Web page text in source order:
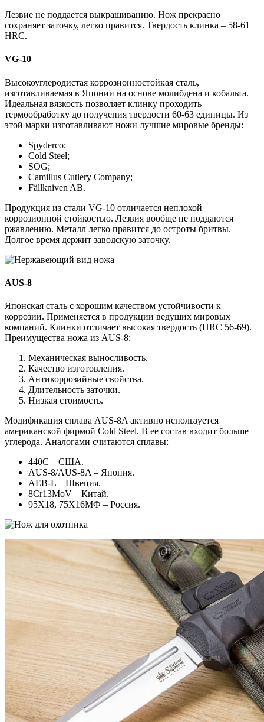
Лезвие не поддается выкрашиванию. Нож прекрасно
сохраняет заточку, легко правится. Твердость клинка – 58-61
HRC.
VG-10
Высокоуглеродистая коррозионностойкая сталь,
изготавливаемая в Японии на основе молибдена и кобальта.
Идеальная вязкость позволяет клинку проходить
термообработку до получения твердости 60-63 единицы. Из
этой марки изготавливают ножи лучшие мировые бренды:
Spyderco;
Cold Steel;
SOG;
Camillus Cutlery Company;
Fällkniven AB.
Продукция из стали VG-10 отличается неплохой
коррозионной стойкостью. Лезвия вообще не поддаются
ржавлению. Металл легко правится до остроты бритвы.
Долгое время держит заводскую заточку.
AUS-8
Японская сталь с хорошим качеством устойчивости к
коррозии. Применяется в продукции ведущих мировых
компаний. Клинки отличает высокая твердость (HRC 56-69).
Преимущества ножа из AUS-8:
Механическая выносливость.
Качество изготовления.
Антикоррозийные свойства.
Длительность заточки.
Низкая стоимость.
Модификация сплава AUS-8A активно используется
американской фирмой Cold Steel. В ее состав входит больше
углерода. Аналогами считаются сплавы:
440C – США.
AUS-8/AUS-8A – Япония.
AEB-L – Швеция.
8Cr13MoV – Китай.
95X18, 75Х16МФ – Россия.